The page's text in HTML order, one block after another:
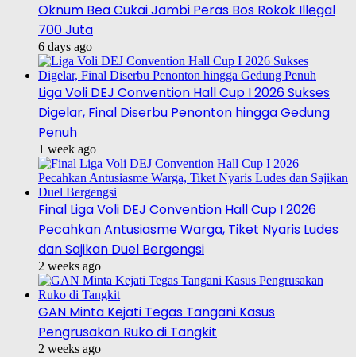
Oknum Bea Cukai Jambi Peras Bos Rokok Illegal
700 Juta
6 days ago
Liga Voli DEJ Convention Hall Cup I 2026 Sukses
Digelar, Final Diserbu Penonton hingga Gedung
Penuh
1 week ago
Final Liga Voli DEJ Convention Hall Cup I 2026
Pecahkan Antusiasme Warga, Tiket Nyaris Ludes
dan Sajikan Duel Bergengsi
2 weeks ago
GAN Minta Kejati Tegas Tangani Kasus
Pengrusakan Ruko di Tangkit
2 weeks ago